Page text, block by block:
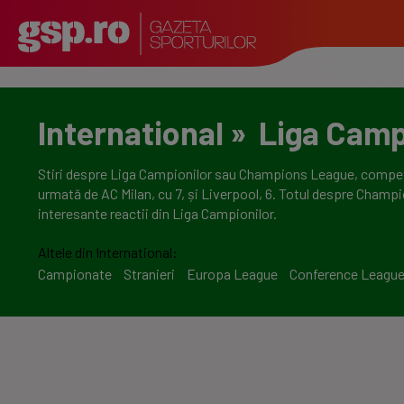
International » Liga
Stiri despre Liga Campionilor sau Champions League,
urmată de AC Milan, cu 7, și Liverpool, 6. Totul despre
interesante reactii din Liga Campionilor.
Altele din International:
Campionate
Stranieri Europa League Conference League